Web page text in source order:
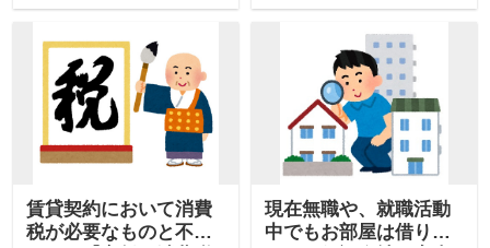
賃貸契約において消費
税が必要なものと不要
現在無職や、就職活動
中でもお部屋は借りれ